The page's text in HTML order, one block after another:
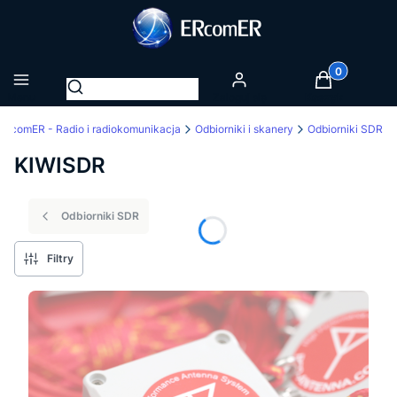
Otwórz wyszukiwarkę Produkty w
- Radio i radiokomunikacja Odbiorniki i skanery Odbiorniki SDR
KIWISDR
Odbiorniki SDR
Filtry